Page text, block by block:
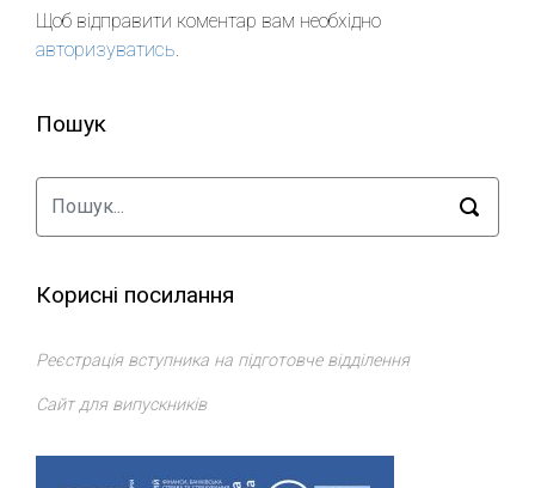
Щоб відправити коментар вам необхідно
авторизуватись.
Пошук
Корисні посилання
Реєстрація вступника на підготовче відділення
Сайт для випускників